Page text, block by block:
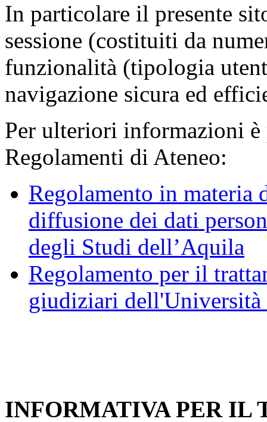
In particolare il presente
sessione (costituiti da
funzionalità (tipologia
navigazione sicura ed
Per ulteriori informazioni è
Regolamenti di Ateneo:
Regolamento in materia
diffusione dei dati
degli Studi dell’Aquila
Regolamento per il
giudiziari
INFORMATIVA PER IL